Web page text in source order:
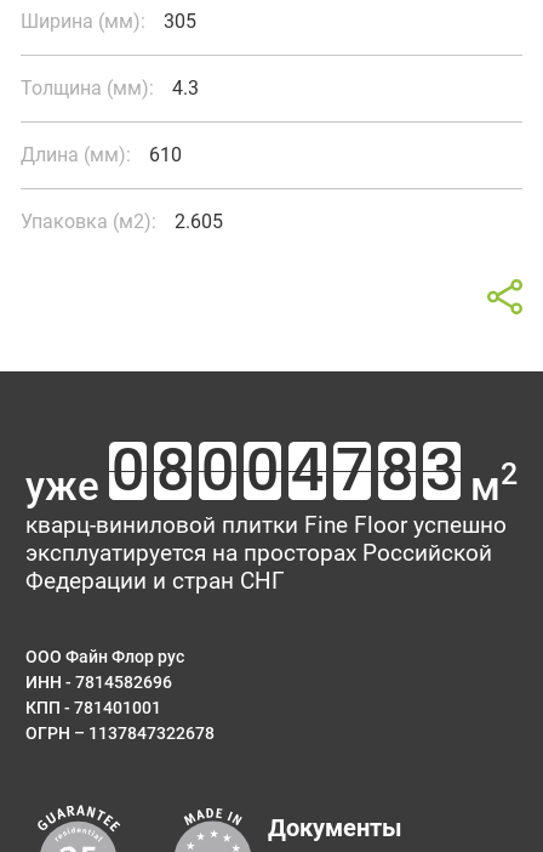
Ширина (мм): 305
Толщина (мм): 4.3
Длина (мм): 610
Упаковка (м2): 2.605
Тип укладки
Количество:
Итоговая
Цена от:
Титаниум
Ваш отзыв поможет кому-то сделать выбор. Спасибо, что
делитесь опытом!
Рейтинг:
E-mail
уже м2
кварц-виниловой плитки Fine Floor успешно
эксплуатируется на просторах Российской
Федерации и стран СНГ
ООО Файн Флор рус
ИНН - 7814582696
КПП - 781401001
ОГРН – 1137847322678
Документы